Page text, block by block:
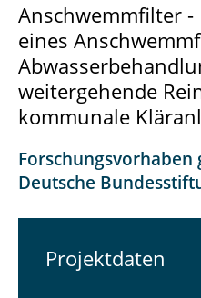
Anschwemmfilter
eines
weitergehende
kommunale
Deutsche
Projektdaten